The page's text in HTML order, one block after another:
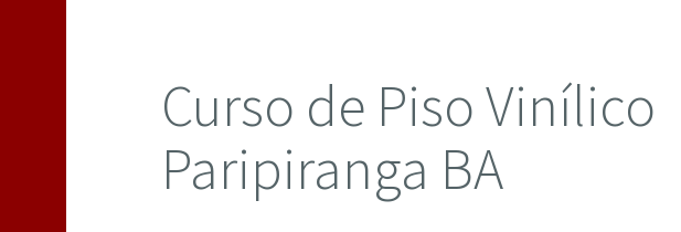
Curso de Piso Vinílico
Paripiranga BA